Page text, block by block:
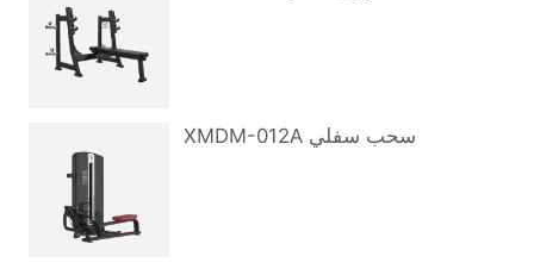
XMDM-012A سحب سفلي